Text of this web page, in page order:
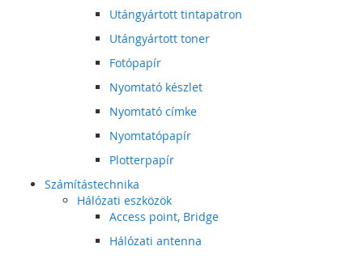
Utángyártott tintapatron
Utángyártott toner
Fotópapír
Nyomtató készlet
Nyomtató címke
Nyomtatópapír
Plotterpapír
Számítástechnika
Hálózati eszközök
Access point, Bridge
Hálózati antenna